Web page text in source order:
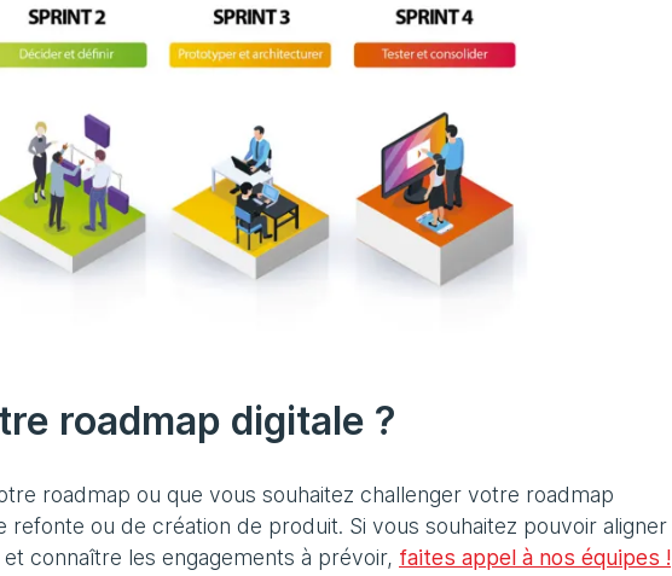
roadmap digitale ?
roadmap ou que vous souhaitez challenger votre roadmap
refonte ou de création de produit. Si vous souhaitez pouvoir aligner
connaître les engagements à prévoir, faites appel à nos équipes !